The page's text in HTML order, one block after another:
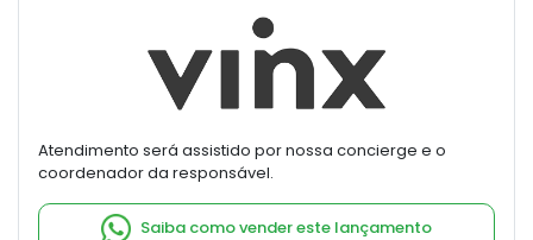
Atendimento será assistido por nossa concierge e o
coordenador da responsável.
Saiba como vender este lançamento